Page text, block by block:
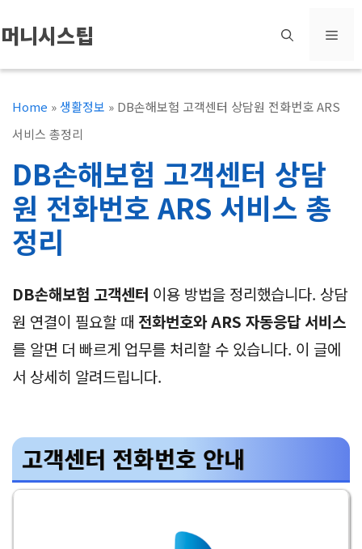
텐
츠
머니시스팁 메
Home »생활정보 » DB손해보험 고객센터 상담원 전화번호 ARS
서비스 총정리
DB손해보험 고객센터 상담
원 전화번호 ARS 서비스 총
정리
DB손해보험 고객센터 이용 방법을 정리했습니다. 상담
원 연결이 필요할 때 전화번호와 ARS 자동응답 서비스
를 알면 더 빠르게 업무를 처리할 수 있습니다. 이 글에
서 상세히 알려드립니다.
고객센터 전화번호 안내